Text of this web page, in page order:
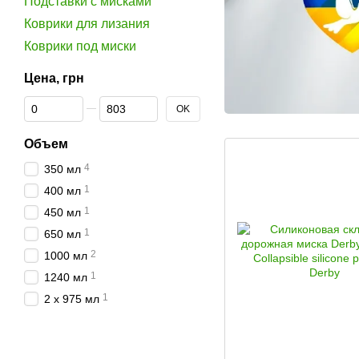
Коврики для лизания
Коврики под миски
Цена, грн
От Цена, грн
До Цена, грн OK
Объем
350 мл 4
400 мл 1
450 мл 1
650 мл 1
1000 мл 2
1240 мл 1
2 х 975 мл 1